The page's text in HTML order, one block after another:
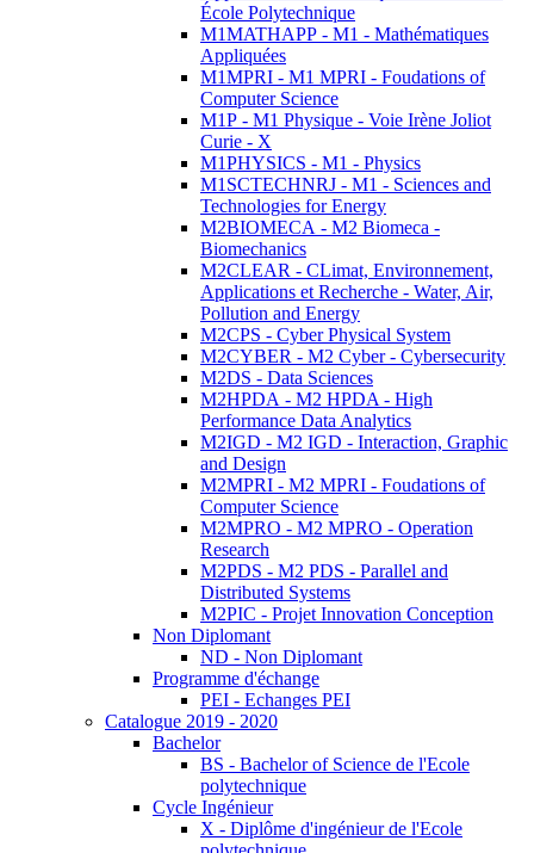
École Polytechnique
M1MATHAPP - M1 - Mathématiques
Appliquées
M1MPRI - M1 MPRI - Foudations of
Computer Science
M1P - M1 Physique - Voie Irène Joliot
Curie - X
M1PHYSICS - M1 - Physics
M1SCTECHNRJ - M1 - Sciences and
Technologies for Energy
M2BIOMECA - M2 Biomeca -
Biomechanics
M2CLEAR - CLimat, Environnement,
Applications et Recherche - Water, Air,
Pollution and Energy
M2CPS - Cyber Physical System
M2CYBER - M2 Cyber - Cybersecurity
M2DS - Data Sciences
M2HPDA - M2 HPDA - High
Performance Data Analytics
M2IGD - M2 IGD - Interaction, Graphic
and Design
M2MPRI - M2 MPRI - Foudations of
Computer Science
M2MPRO - M2 MPRO - Operation
Research
M2PDS - M2 PDS - Parallel and
Distributed Systems
M2PIC - Projet Innovation Conception
Non Diplomant
ND - Non Diplomant
Programme d'échange
PEI - Echanges PEI
Catalogue 2019 - 2020
Bachelor
BS - Bachelor of Science de l'Ecole
polytechnique
Cycle Ingénieur
X - Diplôme d'ingénieur de l'Ecole